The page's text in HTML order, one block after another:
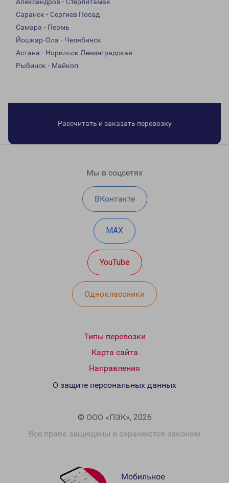
Александров - Стерлитамак
Саранск - Сергиев Посад
Самара - Пермь
Йошкар-Ола - Челябинск
Астана - Норильск Ленинградская
Рыбинск - Майкоп
Рассчитать и заказать перевозку
Мы в соцсетях
ВКонтакте
MAX
YouTube
Одноклассники
Типы перевозки
Карта сайта
Направления
© ООО «ПЭК», 2026
Все права защищены и охраняются законом
О защите персональных данных